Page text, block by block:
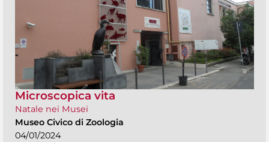
Microscopica vita
Natale nei Musei
Museo Civico di Zoologia
04/01/2024